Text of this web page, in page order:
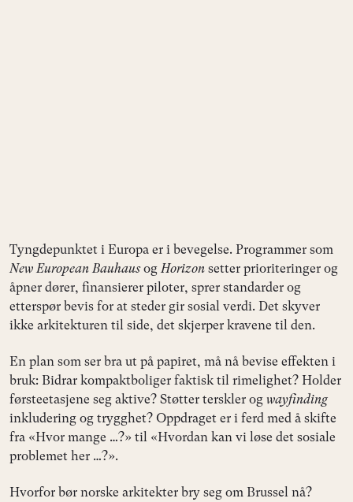
Tyngdepunktet i Europa er i bevegelse. Programmer som
New European Bauhausog Horizon setter prioriteringer og
åpner dører, finansierer piloter, sprer standarder og
etterspør bevis for at steder gir sosial verdi. Det skyver
ikke arkitekturen til side, det skjerper kravene til den.
En plan som ser bra ut på papiret, må nå bevise effekten i
bruk: Bidrar kompaktboliger faktisk til rimelighet? Holder
førsteetasjene seg aktive? Støtter terskler og wayfinding
inkludering og trygghet? Oppdraget er i ferd med å skifte
fra «Hvor mange …?» til «Hvordan kan vi løse det sosiale
problemet her …?».
Hvorfor bør norske arkitekter bry seg om Brussel nå?